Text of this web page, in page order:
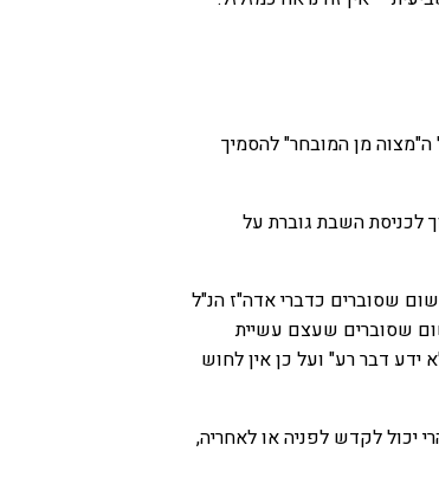
מן המובחר" להסמיך
השבת גוברת על
שסוברים כדברי אדה"ז הנ"ל
שסוברים שעצם עשיית
דבר רע" ועל כן אין לחוש
יכול לקדש לפניה או לאחריה,